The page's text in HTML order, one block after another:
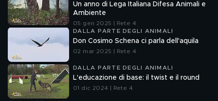
Un anno di Lega Italiana Difesa Animali e
Ambiente
05 gen 2025 | Rete 4
DALLA PARTE DEGLI ANIMALI
Don Cosimo Schena ci parla dell'aquila
02 mar 2025 | Rete 4
DALLA PARTE DEGLI ANIMALI
L'educazione di base: il twist e il round
01 dic 2024 | Rete 4